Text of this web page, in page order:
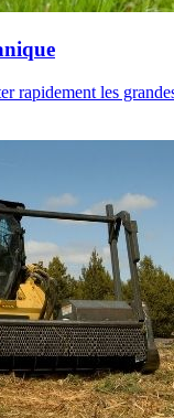
rapidement les